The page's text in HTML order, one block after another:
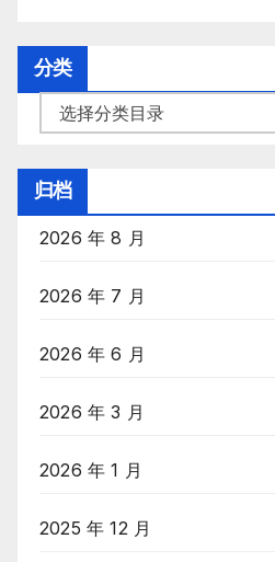
分类
类
目
录
归档
2026 年 8 月
2026 年 7 月
2026 年 6 月
2026 年 3 月
2026 年 1 月
2025 年 12 月